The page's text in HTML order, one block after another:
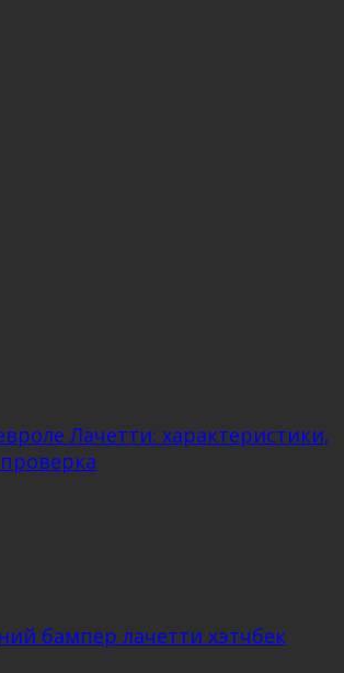
Лачетти: характеристики,
бампер лачетти хэтчбек